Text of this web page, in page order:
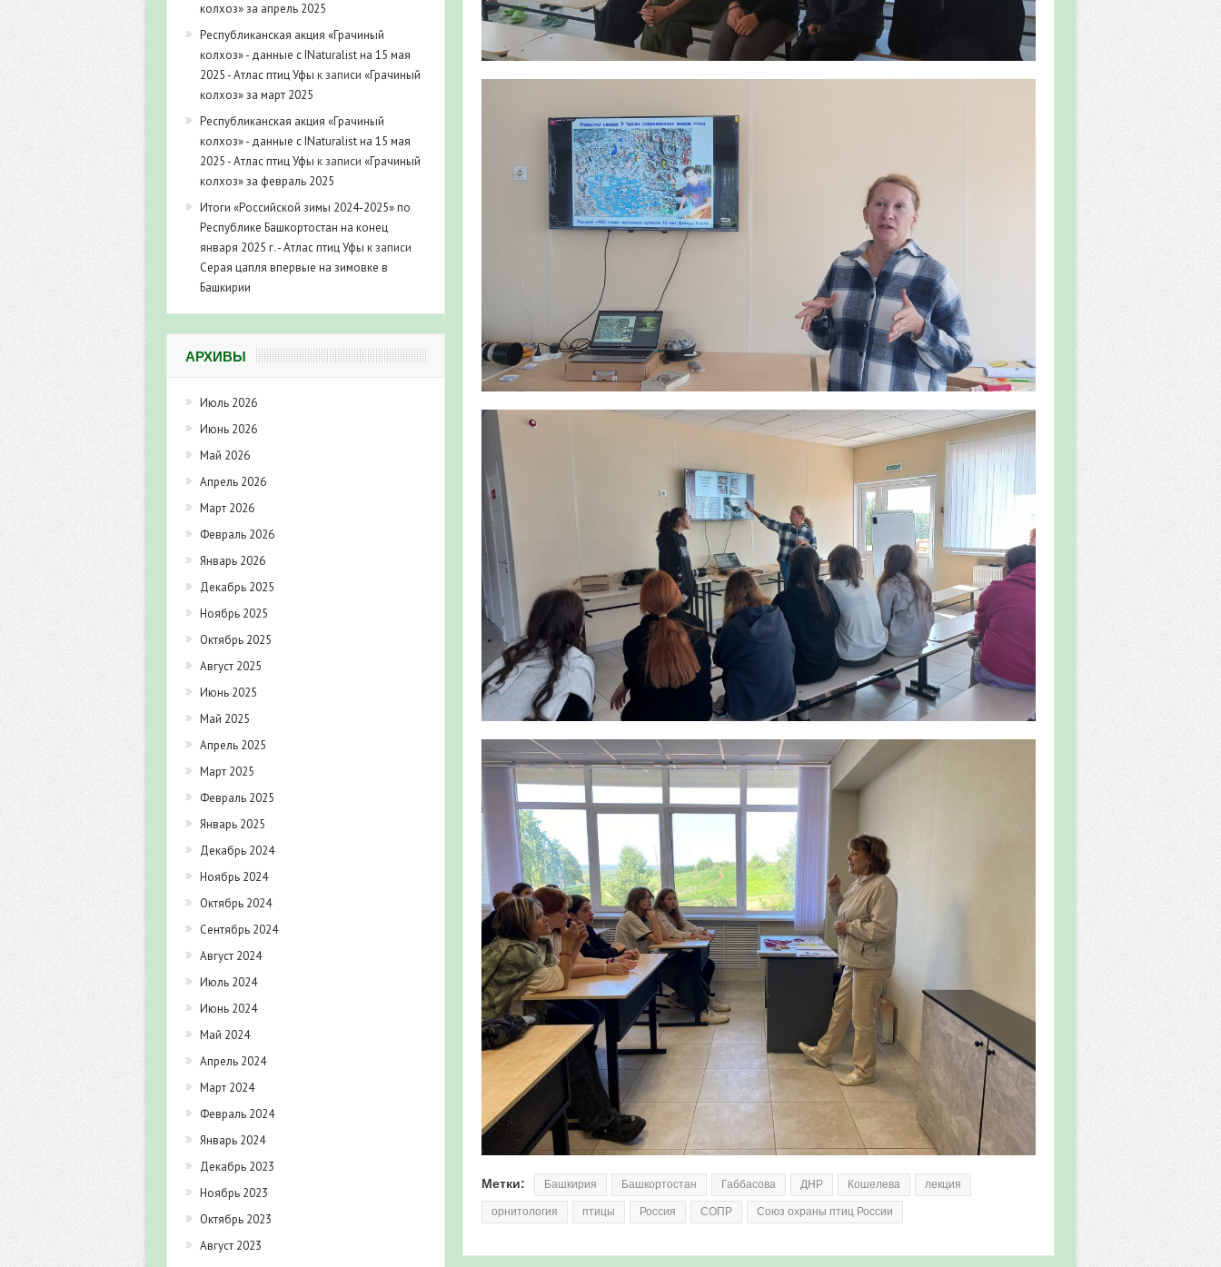
Метки: Башкирия Башкортостан Габбасова ДНР Кошелева лекция
орнитология птицы Россия СОПР Союз охраны птиц России
колхоз» за апрель 2025
Республиканская акция «Грачиный
колхоз» - данные с INaturalist на 15 мая
2025 - Атлас птиц Уфы к записи «Грачиный
колхоз» за март 2025
Республиканская акция «Грачиный
колхоз» - данные с INaturalist на 15 мая
2025 - Атлас птиц Уфы к записи «Грачиный
колхоз» за февраль 2025
Итоги «Российской зимы 2024-2025» по
Республике Башкортостан на конец
января 2025 г. - Атлас птиц Уфы к записи
Серая цапля впервые на зимовке в
Башкирии
АРХИВЫ
Июль 2026
Июнь 2026
Май 2026
Апрель 2026
Март 2026
Февраль 2026
Январь 2026
Декабрь 2025
Ноябрь 2025
Октябрь 2025
Август 2025
Июнь 2025
Май 2025
Апрель 2025
Март 2025
Февраль 2025
Январь 2025
Декабрь 2024
Ноябрь 2024
Октябрь 2024
Сентябрь 2024
Август 2024
Июль 2024
Июнь 2024
Май 2024
Апрель 2024
Март 2024
Февраль 2024
Январь 2024
Декабрь 2023
Ноябрь 2023
Октябрь 2023
Август 2023